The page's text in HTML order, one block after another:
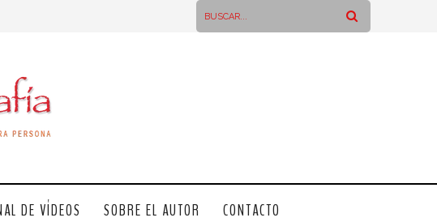
DE VÍDEOS SOBRE EL AUTOR CONTACTO